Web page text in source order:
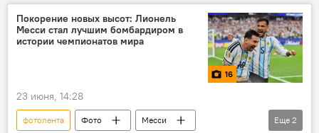
мир
Покорение новых высот: Лионель
Месси стал лучшим бомбардиром в
истории чемпионатов мира
16
23 июня, 14:28
фотолента Фото
Месси
Еще 2